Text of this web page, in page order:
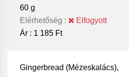
60 g
Elérhetőség :
Elfogyott
Ár : 1 185 Ft
Gingerbread (Mézeskalács),